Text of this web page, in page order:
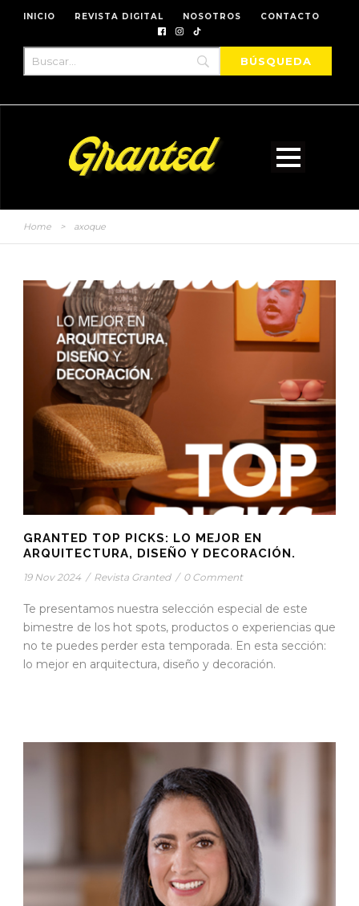
INICIO REVISTA DIGITAL NOSOTROS CONTACTO
Home > axoque
GRANTED TOP PICKS: LO MEJOR EN
ARQUITECTURA, DISEÑO Y DECORACIÓN.
19 Nov 2024 / Revista Granted / 0 Comment
Te presentamos nuestra selección especial de este
bimestre de los hot spots, productos o experiencias que
no te puedes perder esta temporada. En esta sección:
lo mejor en arquitectura, diseño y decoración.